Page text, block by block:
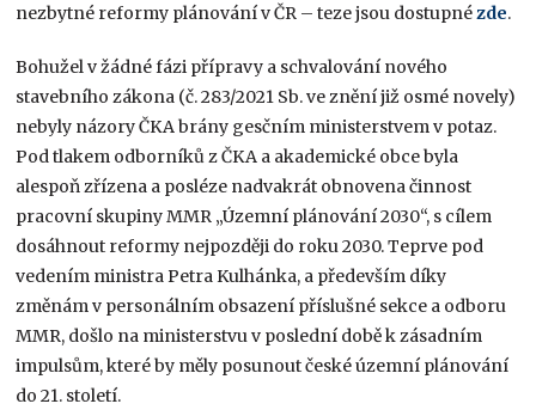
nezbytné reformy plánování v ČR – teze jsou dostupnézde.
Bohužel v žádné fázi přípravy a schvalování nového
stavebního zákona (č. 283/2021 Sb. ve znění již osmé novely)
nebyly názory ČKA brány gesčním ministerstvem v potaz.
Pod tlakem odborníků z ČKA a akademické obce byla
alespoň zřízena a posléze nadvakrát obnovena činnost
pracovní skupiny MMR „Územní plánování 2030“, s cílem
dosáhnout reformy nejpozději do roku 2030. Teprve pod
vedením ministra Petra Kulhánka, a především díky
změnám v personálním obsazení příslušné sekce a odboru
MMR, došlo na ministerstvu v poslední době k zásadním
impulsům, které by měly posunout české územní plánování
do 21. století.